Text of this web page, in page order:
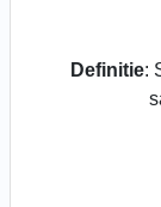
Definitie: